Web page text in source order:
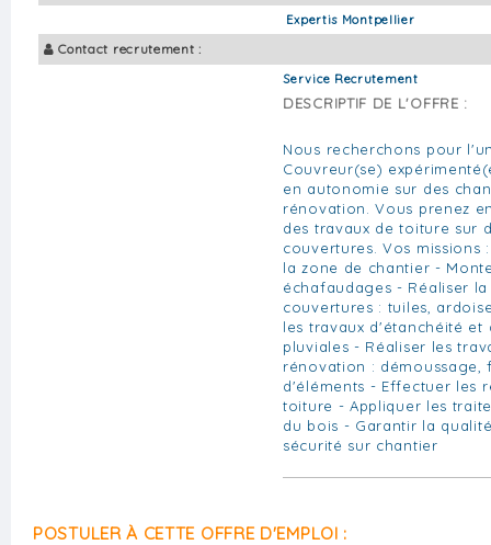
Expertis Montpellier
Contact recrutement :
Service Recrutement
DESCRIPTIF DE L'OFFRE :
Nous recherchons pour
Couvreur(se)
en autonomie sur des
rénovation. Vous prenez
des travaux de toiture sur
couvertures. Vos missions
la zone de chantier -
échafaudages - Réaliser
couvertures : tuiles,
les travaux d'étanchéité et
pluviales - Réaliser les
rénovation : démoussage,
d'éléments - Effectuer les
toiture - Appliquer les
du bois - Garantir la
sécurité sur chantier
POSTULER À CETTE OFFRE D'EMPLOI :